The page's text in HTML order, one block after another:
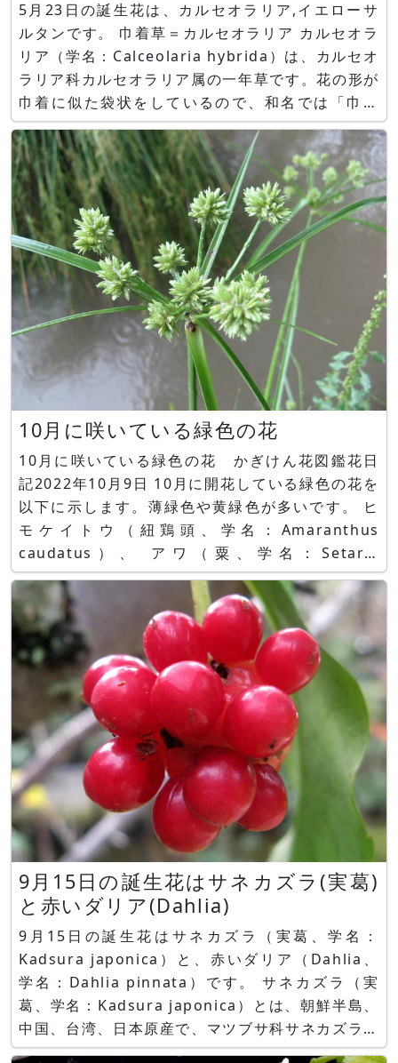
5月23日の誕生花は、カルセオラリア,イエローサ
ルタンです。 巾着草＝カルセオラリア カルセオラ
リア（学名：Calceolaria hybrida）は、カルセオ
ラリア科カルセオラリア属の一年草です。花の形が
巾着に似た袋状をしているので、和名では「巾着
草」と呼ばれます。花言葉は「あなたを伴侶に」。
イエローサルタン イエローサルタン（Yellow
Sultan、学名：Amberboa mos
10月に咲いている緑色の花
10月に咲いている緑色の花 かぎけん花図鑑花日
記2022年10月9日 10月に開花している緑色の花を
以下に示します。薄緑色や黄緑色が多いです。 ヒ
モケイトウ（紐鶏頭、学名：Amaranthus
caudatus）、 アワ（粟、学名：Setaria
italica）、 アキノエノコログサ（秋の犬ころ草、
秋の狗尾草、学名：Setaria viridis）、 プテロス
ティリス ナナ（学名：Pteros
9月15日の誕生花はサネカズラ(実葛)
と赤いダリア(Dahlia)
9月15日の誕生花はサネカズラ（実葛、学名：
Kadsura japonica）と、赤いダリア（Dahlia、
学名：Dahlia pinnata）です。 サネカズラ（実
葛、学名：Kadsura japonica）とは、朝鮮半島、
中国、台湾、日本原産で、マツブサ科サネカズラ属
の常緑蔓性本木です。 別名でビナンカズラ（美男